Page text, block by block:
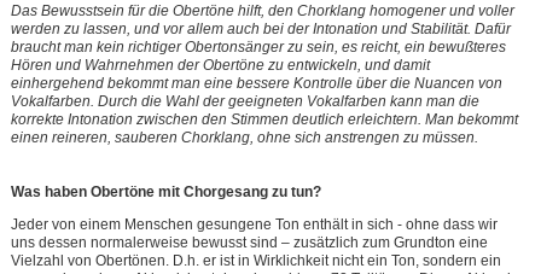
Das Bewusstsein für die Obertöne hilft, den Chorklang homogener und voller
werden zu lassen, und vor allem auch bei der Intonation und Stabilität. Dafür
braucht man kein richtiger Obertonsänger zu sein, es reicht, ein bewußteres
Hören und Wahrnehmen der Obertöne zu entwickeln, und damit
einhergehendbekommt man eine bessere Kontrolle über die Nuancen von
Vokalfarben. Durch die Wahl der geeigneten Vokalfarben kann man die
korrekte Intonation zwischen den Stimmen deutlich erleichtern. Man bekommt
einen reineren, sauberen Chorklang, ohne sich anstrengen zu müssen.
Was haben Obertöne mit Chorgesang zu tun?
Jeder von einem Menschen gesungene Ton enthält in sich - ohne dass wir
uns dessen normalerweise bewusst sind – zusätzlich zum Grundton eine
Vielzahl von Obertönen. D.h. er ist in Wirklichkeit nicht ein Ton, sondern ein